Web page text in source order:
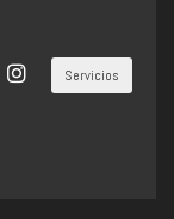
Servicios